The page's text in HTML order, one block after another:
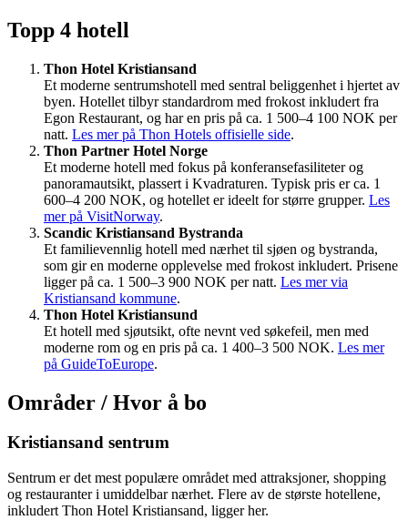
Topp 4 hotell
Thon Hotel Kristiansand
Et moderne sentrumshotell med sentral beliggenhet i hjertet av
byen. Hotellet tilbyr standardrom med frokost inkludert fra
Egon Restaurant, og har en pris på ca. 1 500–4 100 NOK per
natt. Les mer på Thon Hotels offisielle side.
Thon Partner Hotel Norge
Et moderne hotell med fokus på konferansefasiliteter og
panoramautsikt, plassert i Kvadraturen. Typisk pris er ca. 1
600–4 200 NOK, og hotellet er ideelt for større grupper. Les
mer på VisitNorway.
Scandic Kristiansand Bystranda
Et familievennlig hotell med nærhet til sjøen og bystranda,
som gir en moderne opplevelse med frokost inkludert. Prisene
ligger på ca. 1 500–3 900 NOK per natt. Les mer via
Kristiansand kommune.
Thon Hotel Kristiansund
Et hotell med sjøutsikt, ofte nevnt ved søkefeil, men med
moderne rom og en pris på ca. 1 400–3 500 NOK. Les mer
på GuideToEurope.
Områder / Hvor å bo
Kristiansand sentrum
Sentrum er det mest populære området med attraksjoner, shopping
og restauranter i umiddelbar nærhet. Flere av de største hotellene,
inkludert Thon Hotel Kristiansand, ligger her.